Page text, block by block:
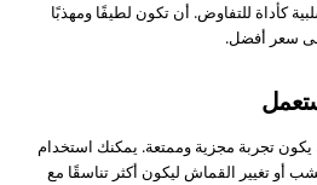
كأداة للتفاوض. أن تكون لطيفًا ومهذبًا
سعر أفضل.
تجربة مجزية وممتعة. يمكنك استخدام
أو تغيير القماش ليكون أكثر تناسقًا مع